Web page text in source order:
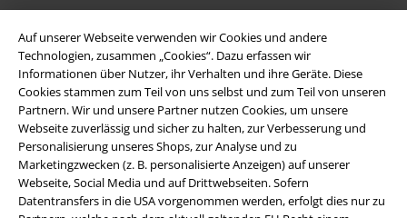
Auf unserer Webseite verwenden wir Cookies und andere
Technologien, zusammen „Cookies“. Dazu erfassen wir
Informationen über Nutzer, ihr Verhalten und ihre Geräte. Diese
Cookies stammen zum Teil von uns selbst und zum Teil von unseren
Partnern. Wir und unsere Partner nutzen Cookies, um unsere
Webseite zuverlässig und sicher zu halten, zur Verbesserung und
Personalisierung unseres Shops, zur Analyse und zu
Marketingzwecken (z. B. personalisierte Anzeigen) auf unserer
Webseite, Social Media und auf Drittwebseiten. Sofern
Datentransfers in die USA vorgenommen werden, erfolgt dies nur zu
Rechtliches